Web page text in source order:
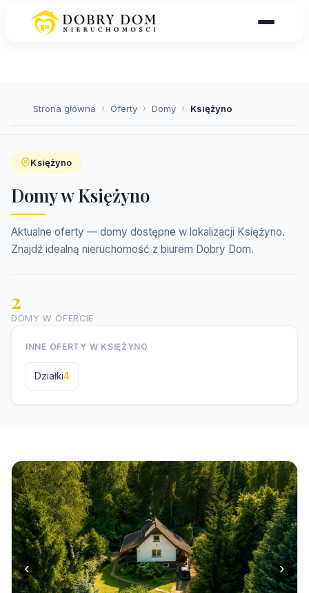
Strona główna › Oferty › Domy › Księżyno
Księżyno
Domy w Księżyno
Aktualne oferty — domy dostępne w lokalizacji Księżyno.
Znajdź idealną nieruchomość z biurem Dobry Dom.
2
DOMY W OFERCIE
INNE OFERTY W KSIĘŻYNO
Działki4
‹ ›